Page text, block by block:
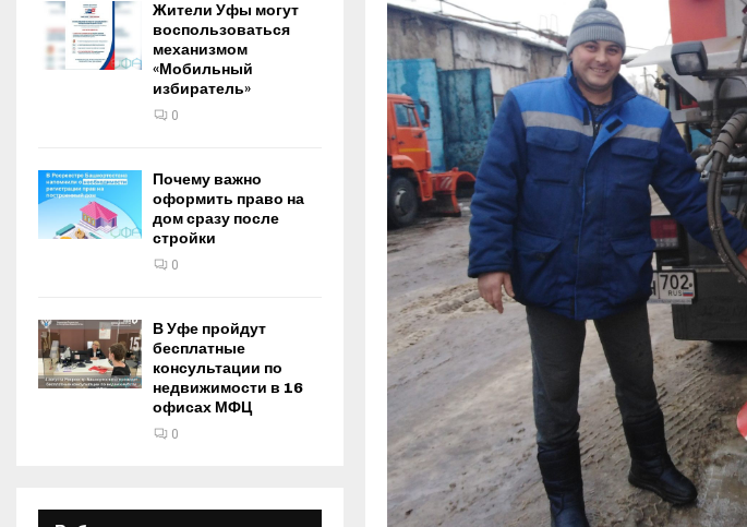
Жители Уфы могут
воспользоваться
механизмом
«Мобильный
избиратель»
0
Почему важно
оформить право на
дом сразу после
стройки
0
В Уфе пройдут
бесплатные
консультации по
недвижимости в 16
офисах МФЦ
0